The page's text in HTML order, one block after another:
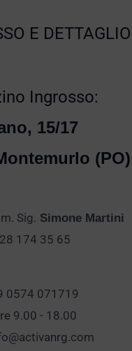
E DETTAGLIO
Ingrosso:
15/17
(PO)
Sig. Simone Martini
174 35 65
0574 071719
9.00 - 18.00